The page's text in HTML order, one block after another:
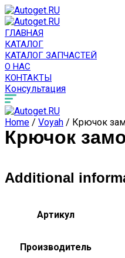
ГЛАВНАЯ
КАТАЛОГ
КАТАЛОГ ЗАПЧАСТЕЙ
О НАС
КОНТАКТЫ
Консультация
Home / Voyah / Крючок
Крючок
Additional
Артикул
Производитель